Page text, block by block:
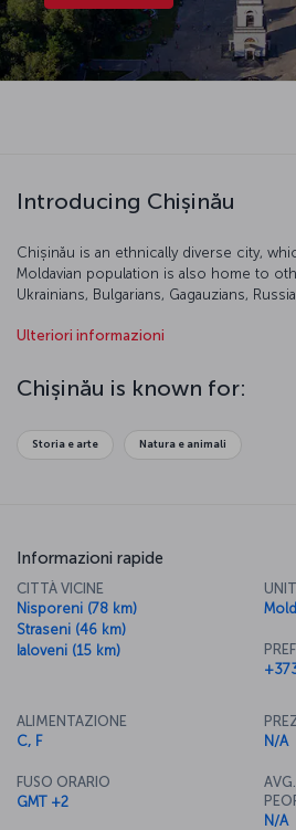
Introducing Chișinău
Chișinău is an ethnically diverse city,
Moldavian population is also home to
Ukrainians, Bulgarians, Gagauzians,
Today, it is a popular tourist destination
Ulteriori informazioni
Chișinău is known for:
Storia e arte Natura e animali
Informazioni rapide
CITTÀ VICINE
Nisporeni (78 km)
Straseni (46 km)
Ialoveni (15 km)
ALIMENTAZIONE
C, F
FUSO ORARIO
GMT +2
N/A
N/A